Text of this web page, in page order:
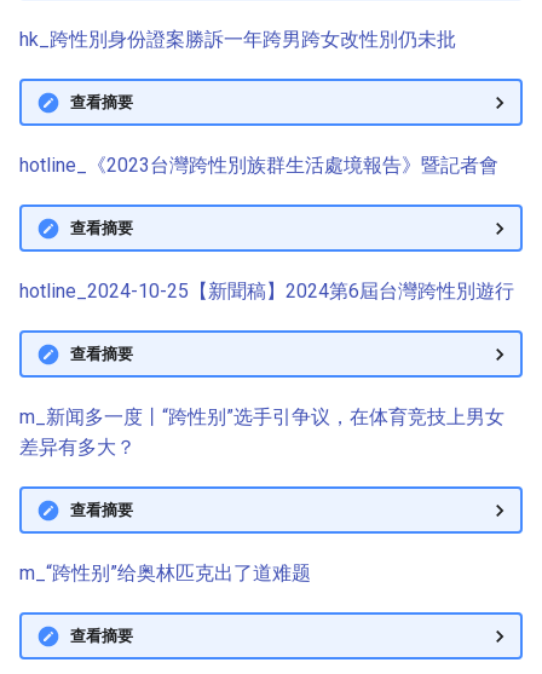
hk_跨性別身份證案勝訴一年跨男跨女改性別仍未批
查看摘要
hotline_《2023台灣跨性別族群生活處境報告》暨記者會
查看摘要
hotline_2024-10-25【新聞稿】2024第6屆台灣跨性別遊行
查看摘要
m_新闻多一度丨“跨性别”选手引争议，在体育竞技上男女
差异有多大？
查看摘要
m_“跨性别”给奥林匹克出了道难题
查看摘要